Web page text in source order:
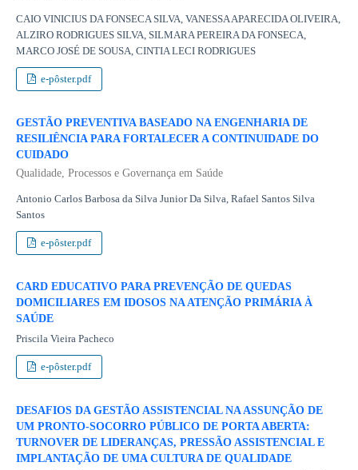
CAIO VINICIUS DA FONSECA SILVA, VANESSA APARECIDA OLIVEIRA,
ALZIRO RODRIGUES SILVA, SILMARA PEREIRA DA FONSECA,
MARCO JOSÉ DE SOUSA, CINTIA LECI RODRIGUES
e-pôster.pdf
GESTÃO PREVENTIVA BASEADO NA ENGENHARIA DE
RESILIÊNCIA PARA FORTALECER A CONTINUIDADE DO
CUIDADO
Qualidade, Processos e Governança em Saúde
Antonio Carlos Barbosa da Silva Junior Da Silva, Rafael Santos Silva
Santos
e-pôster.pdf
CARD EDUCATIVO PARA PREVENÇÃO DE QUEDAS
DOMICILIARES EM IDOSOS NA ATENÇÃO PRIMÁRIA À
SAÚDE
Priscila Vieira Pacheco
e-pôster.pdf
DESAFIOS DA GESTÃO ASSISTENCIAL NA ASSUNÇÃO DE
UM PRONTO-SOCORRO PÚBLICO DE PORTA ABERTA:
TURNOVER DE LIDERANÇAS, PRESSÃO ASSISTENCIAL E
IMPLANTAÇÃO DE UMA CULTURA DE QUALIDADE